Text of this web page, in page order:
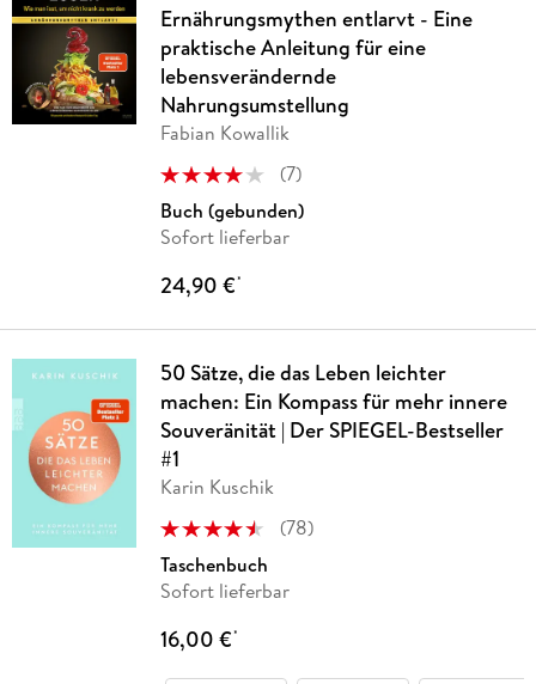
Ernährungsmythen entlarvt - Eine
praktische Anleitung für eine
lebensverändernde
Nahrungsumstellung
Fabian Kowallik
(7)
Buch (gebunden)
Sofort lieferbar
24,90 €*
50 Sätze, die das Leben leichter
machen: Ein Kompass für mehr innere
Souveränität | Der SPIEGEL-Bestseller
#1
Karin Kuschik
(78)
Taschenbuch
Sofort lieferbar
16,00 €*